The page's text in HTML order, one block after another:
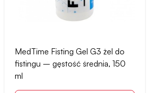
MedTime Fisting Gel G3 żel do
fistingu – gęstość średnia, 150
ml